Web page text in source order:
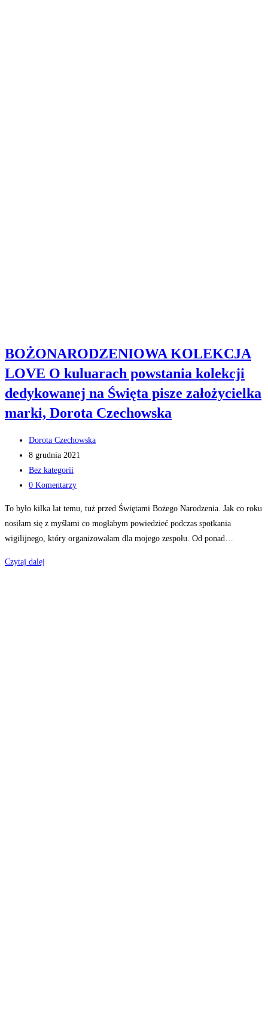
BOŻONARODZENIOWA KOLEKCJA
LOVE O kuluarach powstania kolekcji
dedykowanej na Święta pisze założycielka
marki, Dorota Czechowska
Post
author:
Dorota Czechowska
Post
published:
8 grudnia 2021
Post
category:
Bez kategorii
Post
0 Komentarzy
To było kilka lat temu, tuż przed Świętami Bożego Narodzenia. Jak co roku
nosiłam się z myślami co mogłabym powiedzieć podczas spotkania
wigilijnego, który organizowałam dla mojego zespołu. Od ponad…
Czytaj dalej